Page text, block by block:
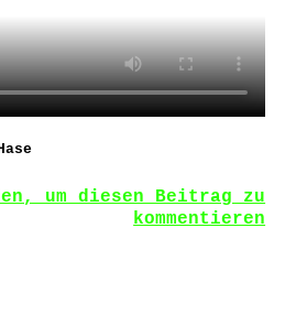
um diesen Beitrag zu
kommentieren